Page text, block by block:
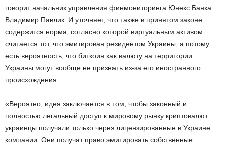
говорит начальник управления финмониторинга Юнекс Банка
Владимир Павлик. И уточняет, что также в принятом законе
содержится норма, согласно которой виртуальным активом
считается тот, что эмитирован резидентом Украины, а потому
есть вероятность, что биткоин как валюту на территории
Украины могут вообще не признать из-за его иностранного
происхождения.
«Вероятно, идея заключается в том, чтобы законный и
полностью легальный доступ к мировому рынку криптовалют
украинцы получали только через лицензированные в Украине
компании. Они получат право эмитировать собственные